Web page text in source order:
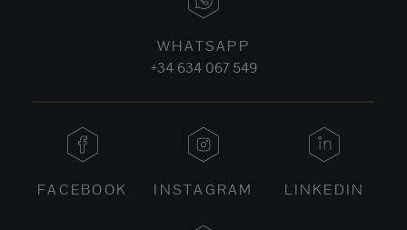
WHATSAPP
+34 634 067 549
FACEBOOK INSTAGRAM LINKEDIN